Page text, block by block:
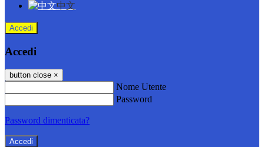
中文
Accedi
Accedi
button close ×
Nome Utente
Password
Password dimenticata?